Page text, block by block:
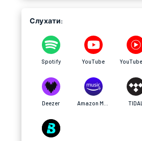
Слухати:
Spotify YouTube
Deezer TIDAL